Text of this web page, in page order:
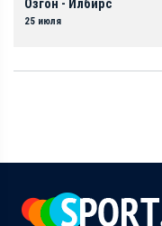
Озгон - Илбирс
25 июля